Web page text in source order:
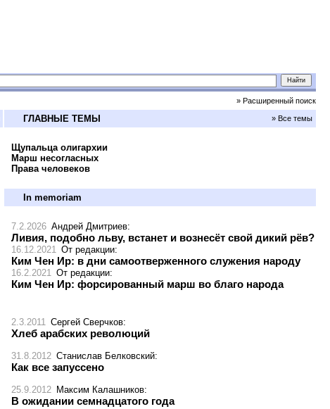
» Расширенный поиск
ГЛАВНЫЕ ТЕМЫ » Все темы
Щупальца олигархии
Марш несогласных
Права человеков
In memoriam
7.2.2026 Андрей Дмитриев:
Ливия, подобно льву, встанет и вознесёт свой дикий рёв?
16.12.2021 От редакции:
Ким Чен Ир: в дни самоотверженного служения народу
16.2.2021 От редакции:
Ким Чен Ир: форсированный марш во благо народа
2.3.2011 Сергей Сверчков:
Хлеб арабских революций
31.8.2012 Станислав Белковский:
Как все запуссено
25.9.2012 Максим Калашников:
В ожидании семнадцатого года